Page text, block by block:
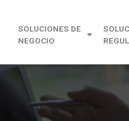
SOLUCIONES DE
NEGOCIO